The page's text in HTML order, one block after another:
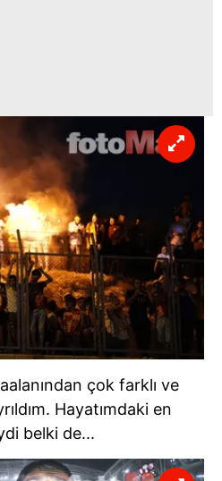
çok farklı ve
Hayatımdaki en
belki de...